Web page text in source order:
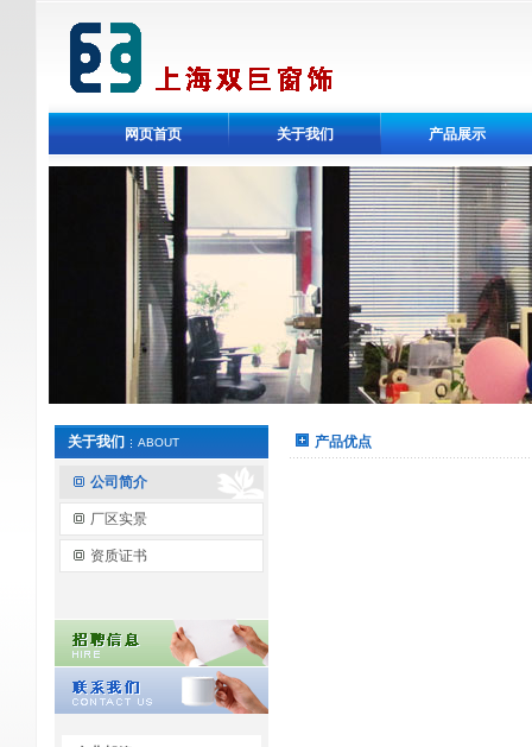
网页首页 关于我们 产品展示
关于我们 ABOUT
公司简介
厂区实景
资质证书
产品优点